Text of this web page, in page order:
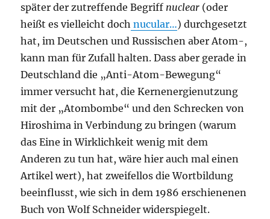
später der zutreffende Begriff nuclear (oder
heißt es vielleicht doch nucular…) durchgesetzt
hat, im Deutschen und Russischen aber Atom-,
kann man für Zufall halten. Dass aber gerade in
Deutschland die „Anti-Atom-Bewegung“
immer versucht hat, die Kernenergienutzung
mit der „Atombombe“ und den Schrecken von
Hiroshima in Verbindung zu bringen (warum
das Eine in Wirklichkeit wenig mit dem
Anderen zu tun hat, wäre hier auch mal einen
Artikel wert), hat zweifellos die Wortbildung
beeinflusst, wie sich in dem 1986 erschienenen
Buch von Wolf Schneider widerspiegelt.